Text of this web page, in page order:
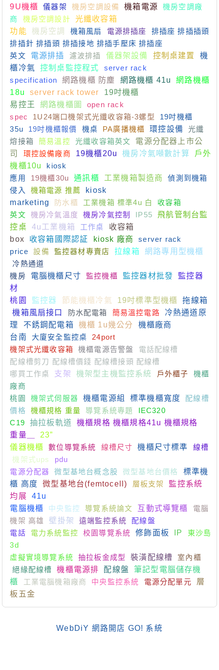
9U機櫃 儀器架 機房空調設備 機箱電源
機房空調廠
商
機房空調設計
光纖收容箱
功能
機房空調 機箱風扇 電源排插座
排插座 排插插頭
排插針 排插頭 排插接地 排插手壓床 排插座
英文
電源排插 濾波排插 儀器架設備 控制桌建置
機
櫃冷氣
控制桌監控程式
server rack
specification
網路機櫃 防塵 網路機櫃 41u
網路機櫃
18u
server rack tower
19吋機櫃
易控王
網路機櫃圖
open rack
spec
1U24端口機架式光纖收容箱-3螺型
19吋機櫃
35u
19吋機櫃報價 機桌 PA廣播機櫃 環控設備
光纖
熔接箱
簡易溫控 光纖收容箱英文
電源分配器上市公
司
環控設備廠商 19機櫃20u 機房冷氣噸數計算
戶外
機櫃10u
kiosk
應用
19機櫃30u 通訊櫃 工業機箱製造商
偵測到機箱
侵入
機箱電源 推薦
kiosk
marketing
防水櫃 工業機箱 標準4u 白
收容箱
英文
機房冷氣溫度 機房冷氣控制 IP55
飛航管制台監
控桌
4u工業機箱 工作桌
收容箱
box
收容箱國際認証 kiosk 廠商
server rack
price
設備 監控器材專賣店 拉線箱
網路專用型機櫃
冷熱通道
機房
電腦機櫃尺寸 監控機櫃 監控器材批發
監控器
材
桃園
監控器 節能機櫃冷氣 19吋標準型機櫃
拖線箱
機箱風扇接口
防水配電箱 簡易溫控電路
冷熱通道原
理
不銹鋼配電箱 機櫃 1u幾公分
機櫃廠商
台南
大廈安全監控桌
24port
機架式光纖收容箱
機櫃電源告警盤
電話配線槽
配線槽剪刀 配線槽價錢 配線槽接頭 配線槽
哪買工作桌
支架 機架型主機監控系統 戶外櫃子
機櫃
廠商
桃園
機架式伺服器 機櫃電源組 標準機櫃寬度
配線槽
價格
機櫃規格 重量 導覽系統專題
IEC320
C19
抽拉板軌道
機櫃規格 機櫃規格41u 機櫃規格
重量＿
23”
儀器機櫃
數位導覽系統 線槽尺寸 機櫃尺寸標準
線槽
機架式ups
pdu
電源分配器
微型基地台概念股 微型基地台價格
標準機
櫃 高度
微型基地台(femtocell) 層板支架
監控系統
均展
41u
電腦機櫃
中央監控 導覽系統論文 互動式導覽櫃
電腦
機架 高雄
壁掛架 遠端監控系統
配線盤
電話
電力系統監控 校園導覽系統 修飾面板 IP
東沙島
3d
虛擬實境導覽系統
抽拉板金成型 裝潢配線槽
室內櫃
絕緣配線槽
機櫃電源排 配線盤
筆記型電腦儲存機
櫃
工業電腦機箱廠商 中央監控系統 電源分配單元
層
板五金
WebDiY 網路開店 GO! 系統